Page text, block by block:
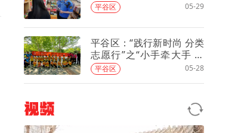
平谷区 05-29
平谷区：“践行新时尚 分类
志愿行”之“小手牵大手 共
筑绿色家园”主题活动
平谷区 05-28
视频